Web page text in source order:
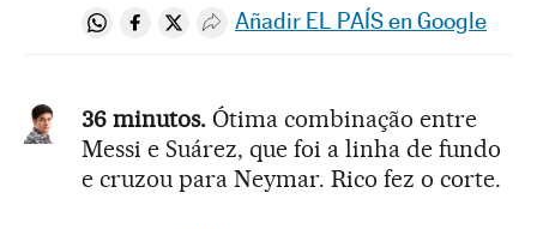
Compartir en Whatsapp
Compartir en Facebook
Compartir en Twitter
Desplegar Redes Sociales
Añadir EL PAÍS en Google
36 minutos. Ótima combinação entre
Messi e Suárez, que foi a linha de fundo
e cruzou para Neymar. Rico fez o corte.